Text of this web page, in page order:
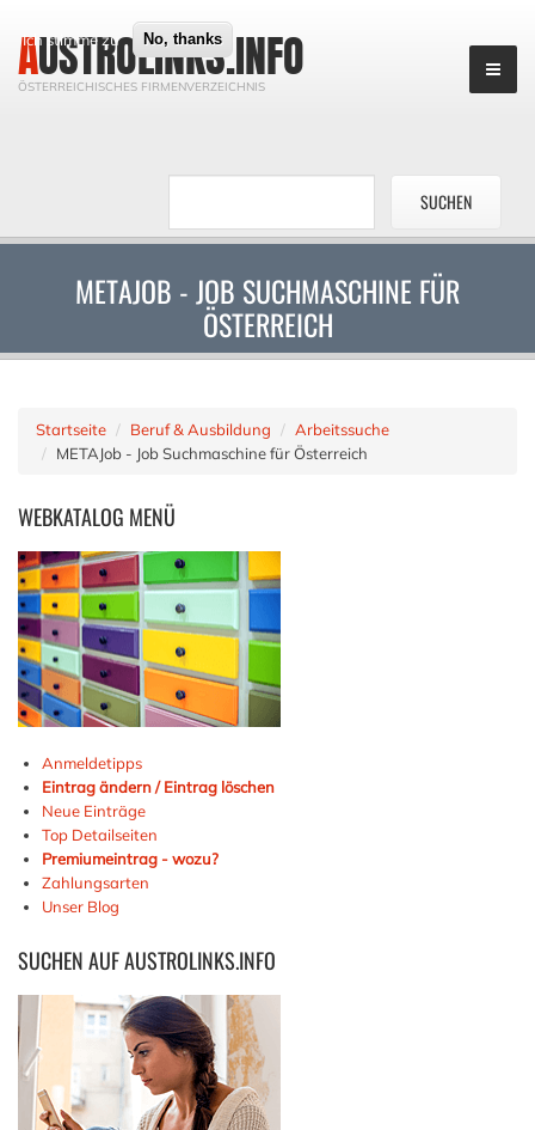
Ich stimme zu No, thanks
AUSTROLINKS.INFO
ÖSTERREICHISCHES FIRMENVERZEICHNIS
METAJOB - JOB SUCHMASCHINE FÜR
ÖSTERREICH
Startseite Beruf & Ausbildung
Arbeitssuche
METAJob - Job Suchmaschine für Österreich
WEBKATALOG MENÜ
Anmeldetipps
Eintrag ändern / Eintrag löschen
Neue Einträge
Top Detailseiten
Premiumeintrag - wozu?
Zahlungsarten
Unser Blog
SUCHENAUF AUSTROLINKS.INFO